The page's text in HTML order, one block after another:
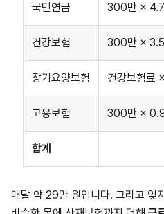
국민연금 300만 ×
건강보험 300만 ×
장기요양보험 건강보험료
고용보험 300만 ×
합계
매달 약 29만 원입니다. 그리고